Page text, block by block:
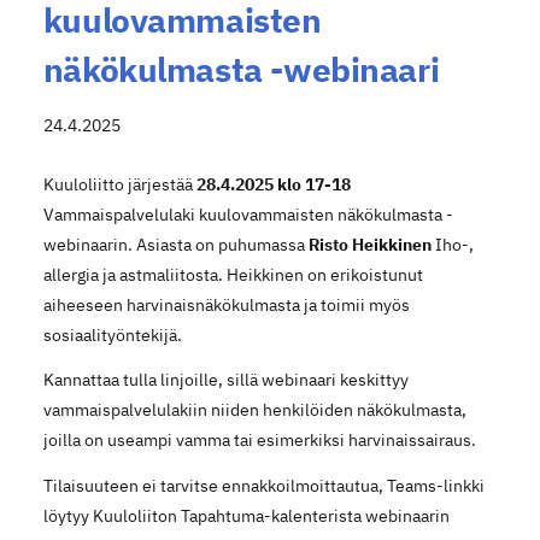
kuulovammaisten
näkökulmasta -webinaari
24.4.2025
Kuuloliitto järjestää28.4.2025 klo 17-18
Vammaispalvelulaki kuulovammaisten näkökulmasta -
webinaarin. Asiasta on puhumassa Risto HeikkinenIho-,
allergia ja astmaliitosta. Heikkinen on erikoistunut
aiheeseen harvinaisnäkökulmasta ja toimii myös
sosiaalityöntekijä.
Kannattaa tulla linjoille, sillä webinaari keskittyy
vammaispalvelulakiin niiden henkilöiden näkökulmasta,
joilla on useampi vamma tai esimerkiksi harvinaissairaus.
Tilaisuuteen ei tarvitse ennakkoilmoittautua, Teams-linkki
löytyy Kuuloliiton Tapahtuma-kalenterista webinaarin